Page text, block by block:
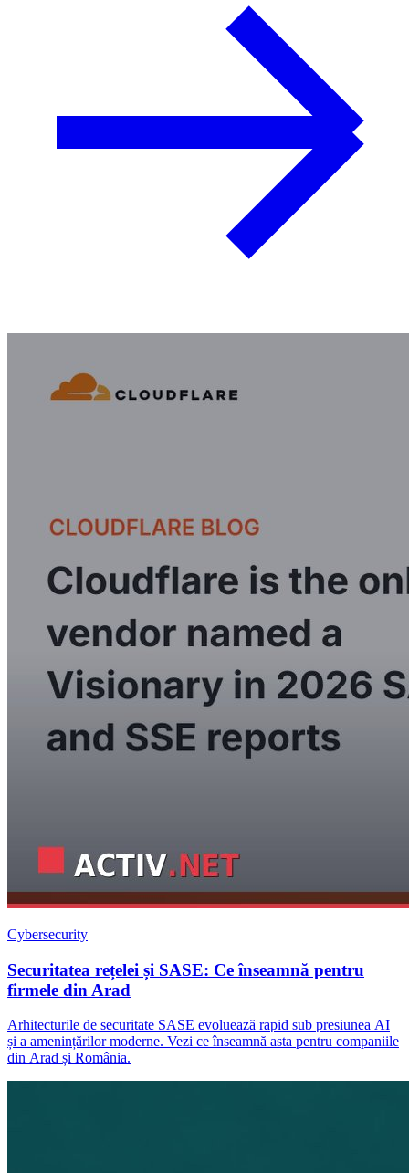
Cybersecurity
Securitatea rețelei și SASE: Ce înseamnă pentru
firmele din Arad
Arhitecturile de securitate SASE evoluează rapid sub presiunea AI
și a amenințărilor moderne. Vezi ce înseamnă asta pentru companiile
din Arad și România.